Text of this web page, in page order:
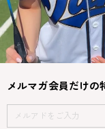
メルマガ会員だけの